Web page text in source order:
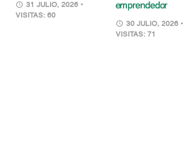
31 JULIO, 2026 •
VISITAS: 60
emprendedor
30 JULIO, 2026 •
VISITAS: 71